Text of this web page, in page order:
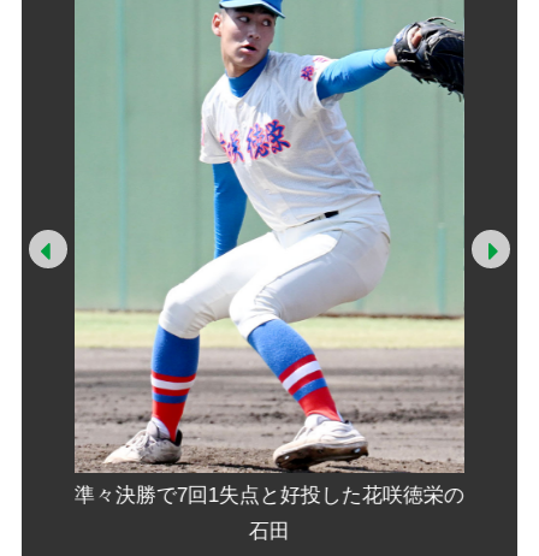
準々決勝で7回1失点と好投した花咲徳栄の
石田
Prev